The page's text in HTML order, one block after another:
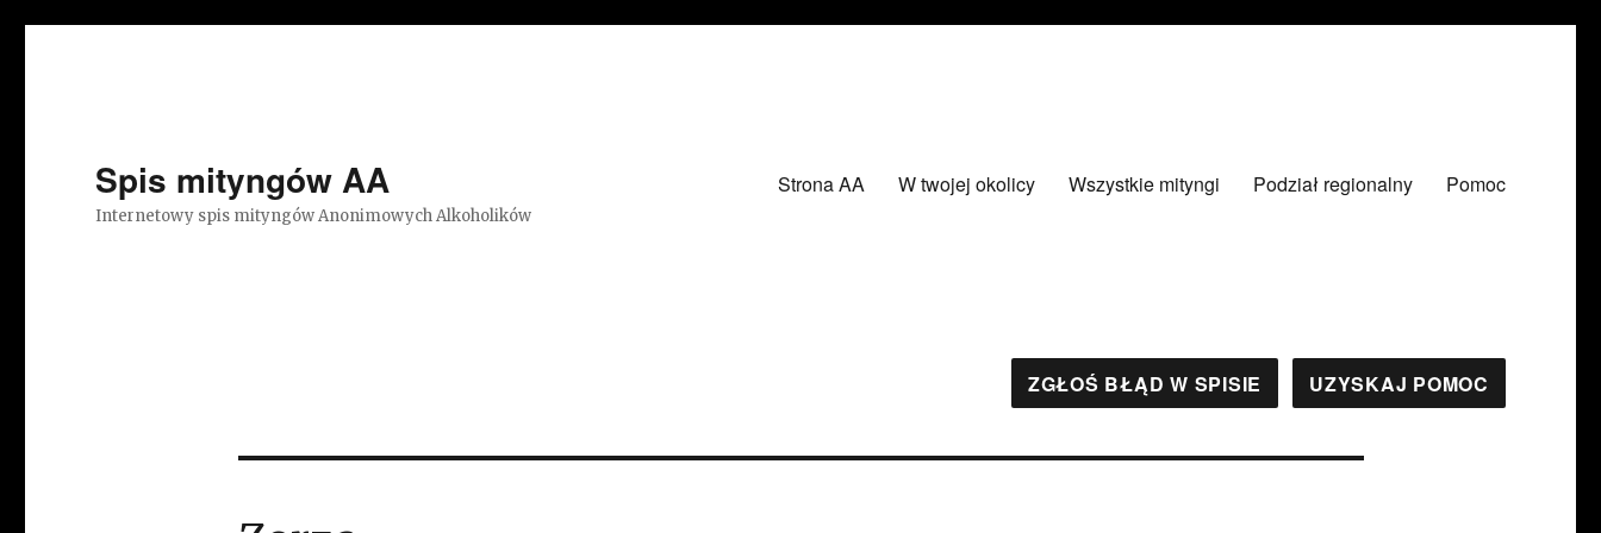
Spis mityngów AA
Internetowy spis mityngów Anonimowych Alkoholików
Strona AA W twojej okolicy Wszystkie mityngi Podział regionalny Pomoc
ZGŁOŚ BŁĄD W SPISIE UZYSKAJ POMOC